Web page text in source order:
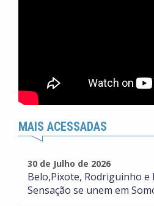
MAIS ACESSADAS
30 de Julho de 2026
Belo,Pixote, Rodriguinho
Sensação se unem em